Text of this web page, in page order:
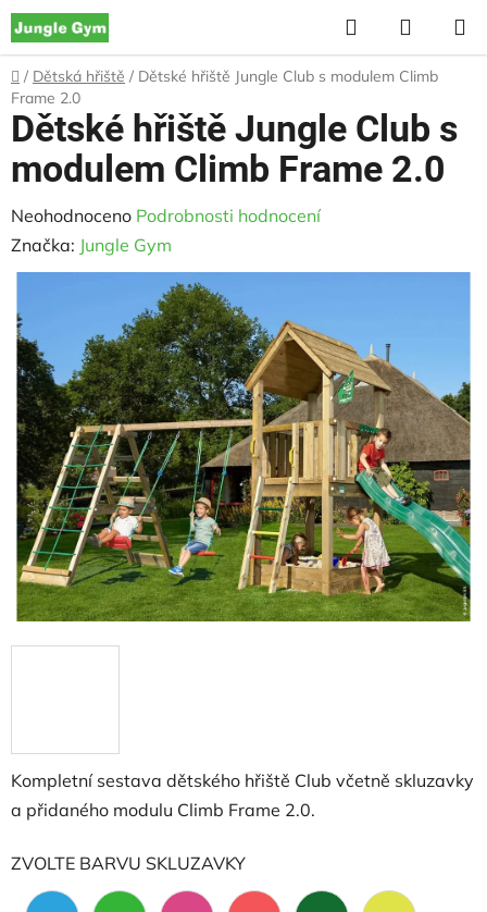
Přejít
na
obsah
Hledat
KOŠÍK
Domů
/ Dětská hřiště / Dětské hřiště Jungle Club s modulem Climb
Frame 2.0
Kompletní sestava dětského hřiště Club včetně skluzavky
a přidaného modulu Climb Frame 2.0.
ZVOLTE BARVU SKLUZAVKY
Dětské hřiště Jungle Club s
modulem Climb Frame 2.0
Průměrné
hodnocení
produktu
0,0
z
5
hvězdiček.
Neohodnoceno Podrobnosti hodnocení
Značka: Jungle Gym